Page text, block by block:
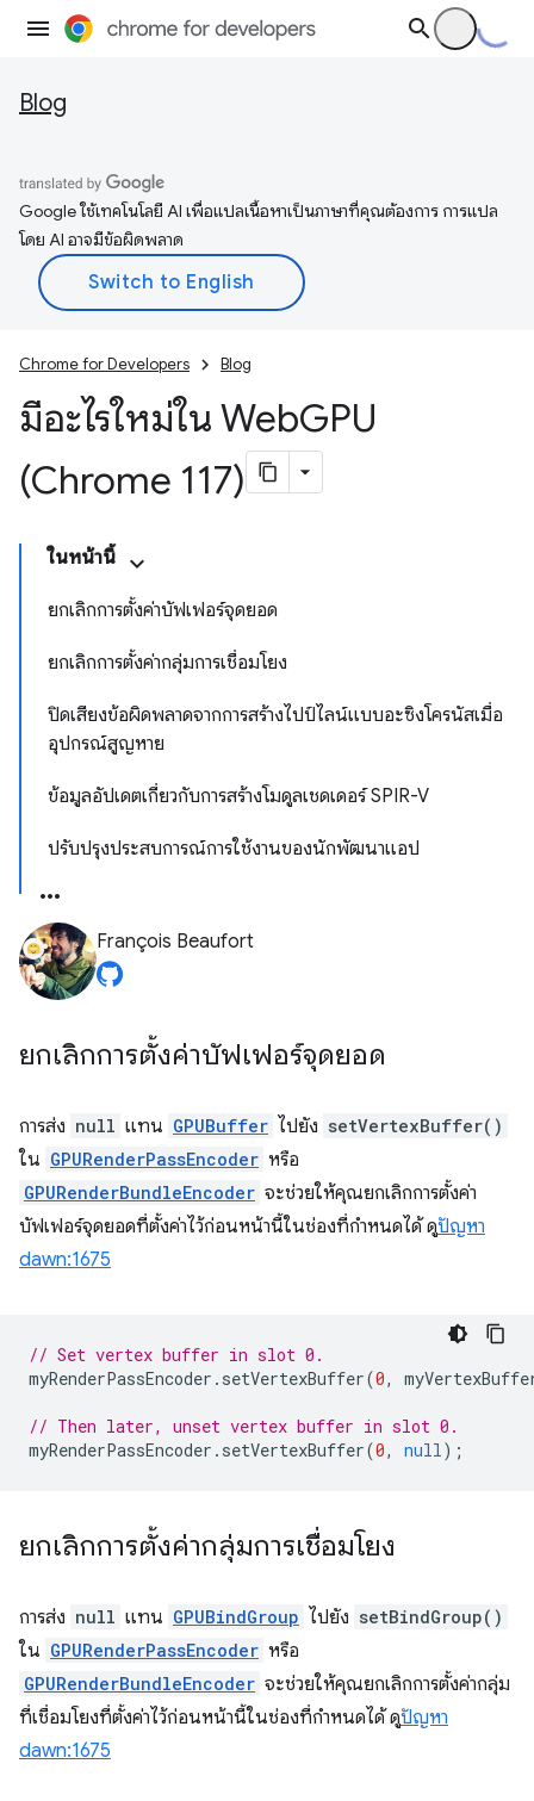
Blog
Google ใช้เทคโนโลยี AI เพื่อแปลเนื้อหาเป็นภาษาที่คุณต้องการ การแปล
โดย AI อาจมีข้อผิดพลาด
Chrome for Developers Blog
มีอะไรใหม่ใน WebGPU
(Chrome 117)
ในหน้านี้
ยกเลิกการตั้งค่าบัฟเฟอร์จุดยอด
ยกเลิกการตั้งค่ากลุ่มการเชื่อมโยง
ปิดเสียงข้อผิดพลาดจากการสร้างไปป์ไลน์แบบอะซิงโครนัสเมื่อ
อุปกรณ์สูญหาย
ข้อมูลอัปเดตเกี่ยวกับการสร้างโมดูลเชดเดอร์ SPIR-V
ปรับปรุงประสบการณ์การใช้งานของนักพัฒนาแอป
François Beaufort
ยกเลิกการตั้งค่าบัฟเฟอร์จุดยอด
การส่ง null แทน GPUBuffer ไปยัง setVertexBuffer()
ใน GPURenderPassEncoder หรือ
GPURenderBundleEncoder จะช่วยให้คุณยกเลิกการตั้งค่า
บัฟเฟอร์จุดยอดที่ตั้งค่าไว้ก่อนหน้านี้ในช่องที่กำหนดได้ ดูปัญหา
dawn:1675
// Set vertex buffer in slot 0.
myRenderPassEncoder . setVertexBuffer(0,
// Then later, unset vertex buffer in slot 0.
myRenderPassEncoder . setVertexBuffer(0, null);
ยกเลิกการตั้งค่ากลุ่มการเชื่อมโยง
การส่ง null แทน GPUBindGroup ไปยัง setBindGroup()
ใน GPURenderPassEncoder หรือ
GPURenderBundleEncoder จะช่วยให้คุณยกเลิกการตั้งค่ากลุ่ม
ที่เชื่อมโยงที่ตั้งค่าไว้ก่อนหน้านี้ในช่องที่กำหนดได้ ดูปัญหา
dawn:1675